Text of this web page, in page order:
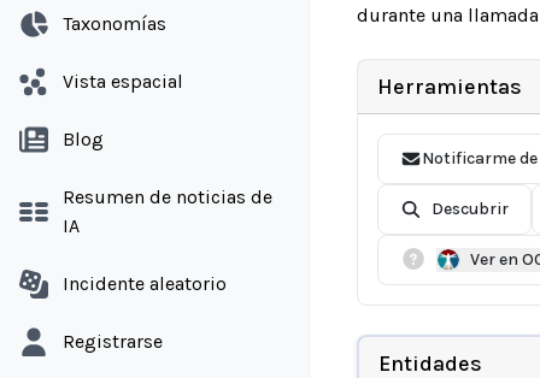
Taxonomías
Vista espacial
Blog
Resumen de noticias de
IA
Incidente aleatorio
Registrarse
durante una
Herramientas
Notificarme
Descubrir
Ver en
Entidades